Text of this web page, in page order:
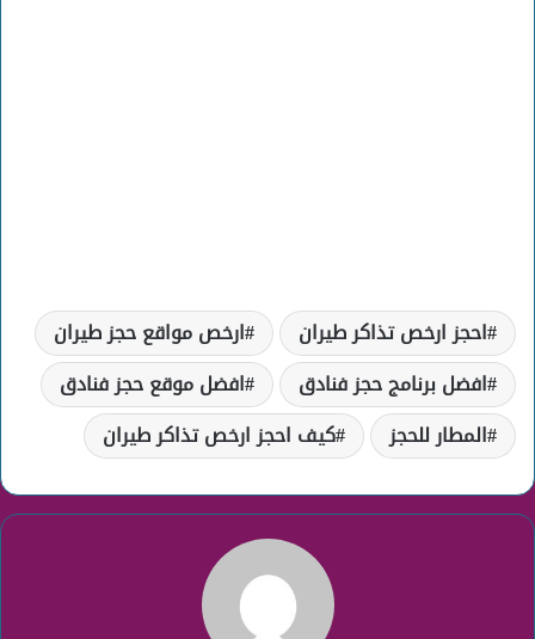
احجز ارخص تذاكر طيران
ارخص مواقع حجز طيران
افضل برنامج حجز فنادق
افضل موقع حجز فنادق
المطار للحجز
كيف احجز ارخص تذاكر طيران